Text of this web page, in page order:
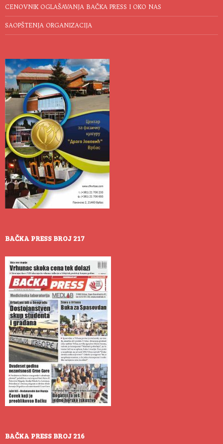
CENOVNIK OGLAŠAVANJA BAČKA PRESS I OKO NAS
SAOPŠTENJA ORGANIZACIJA
BAČKA PRESS BROJ 217
BAČKA PRESS BROJ 216